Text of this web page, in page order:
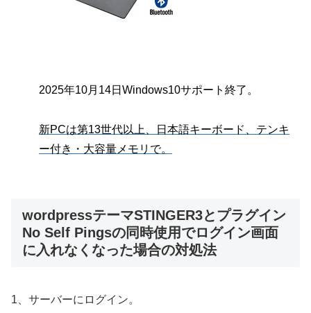
2025年10月14日Windows10サポート終了。
新PCは第13世代以上、日本語キーボード、テンキ
ー付き・大容量メモリで。
wordpressテーマSTINGER3とプラグイン
No Self Pingsの同時使用でログイン画面
に入れなくなった場合の対処法
1、サーバーにログイン。